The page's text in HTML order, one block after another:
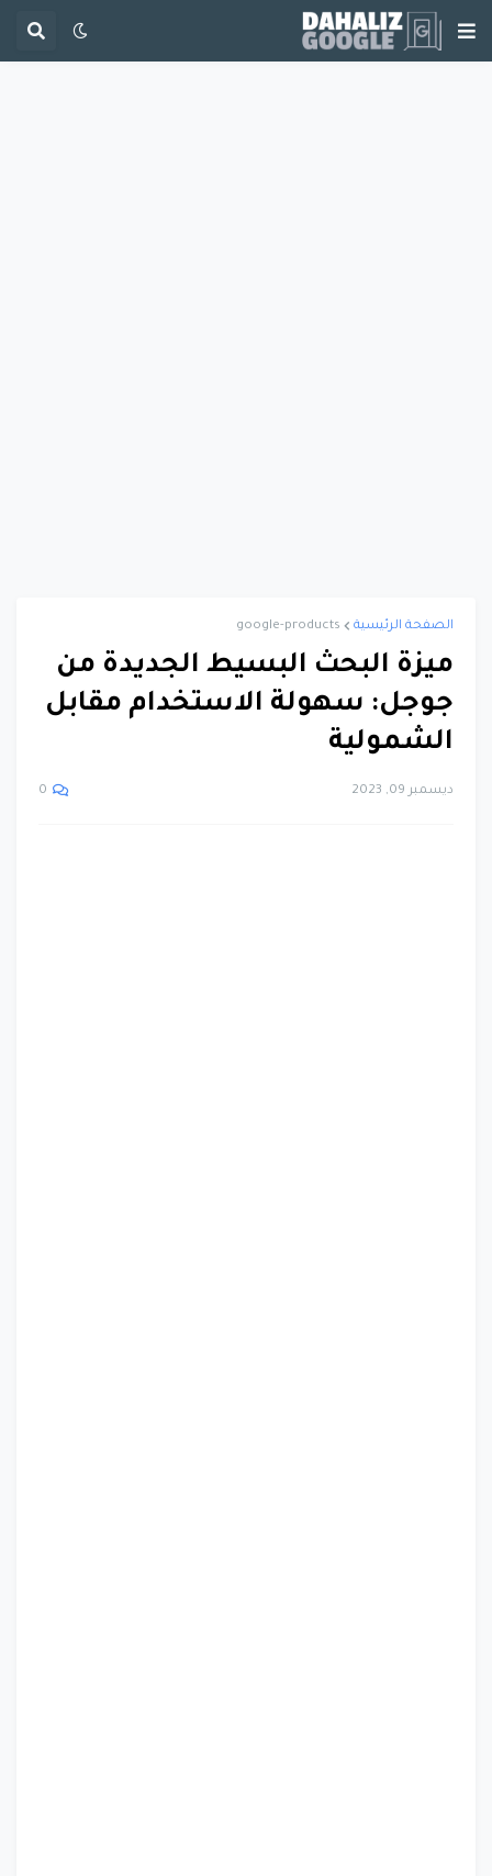
الصفحة الرئيسية google-products
ميزة البحث البسيط الجديدة من
جوجل: سهولة الاستخدام مقابل
الشمولية
ديسمبر 09, 2023 0